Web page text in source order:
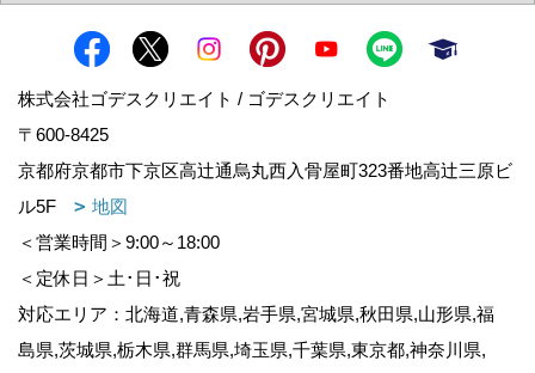
株式会社ゴデスクリエイト / ゴデスクリエイト
〒600-8425
京都府京都市下京区高辻通烏丸西入骨屋町323番地高辻三原ビ
ル5F
地図
＜営業時間＞9:00～18:00
＜定休日＞土･日･祝
対応エリア：北海道,青森県,岩手県,宮城県,秋田県,山形県,福
島県,茨城県,栃木県,群馬県,埼玉県,千葉県,東京都,神奈川県,